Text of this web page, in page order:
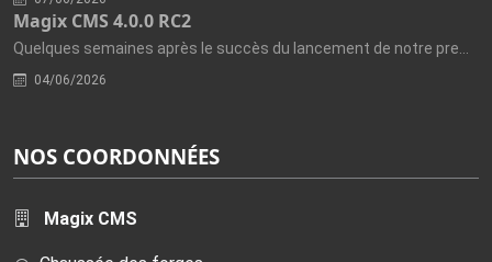
Magix CMS 4.0.0 RC2
04/06/2026
NOS COORDONNÉES
Magix CMS